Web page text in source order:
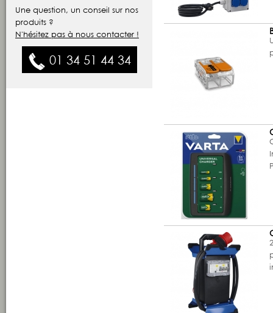
Une question, un conseil sur nos
produits ?
N'hésitez pas à nous contacter !
01 34 51 44 34